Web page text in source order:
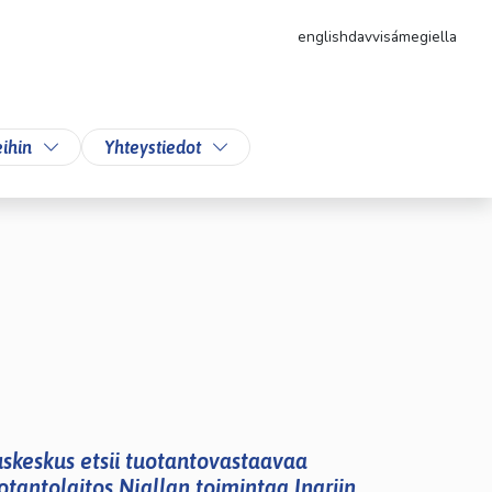
englishdavvisámegiella
Vaihda alasvetovalikkoa
Yhteystiedot Vaihda alasvetovalikkoa
etsii tuotantovastaavaa